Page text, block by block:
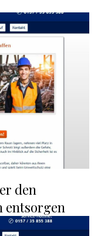
den
entsorgen